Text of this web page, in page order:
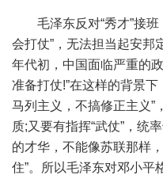
毛泽东反对“秀才”接班
会打仗”，无法担当起安邦
年代初，中国面临严重的
准备打仗!”在这样的背景
马列主义，不搞修正主义”
质;又要有指挥“武仗”，统
的才华，不能像苏联那样
住”。所以毛泽东对邓小平